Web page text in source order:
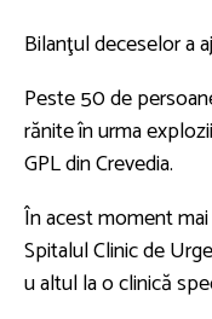
Bilanţul deceselor a
Peste 50 de
rănite în urma
GPL din Crevedia.
În acest moment
Spitalul Clinic de
u altul la o clinică